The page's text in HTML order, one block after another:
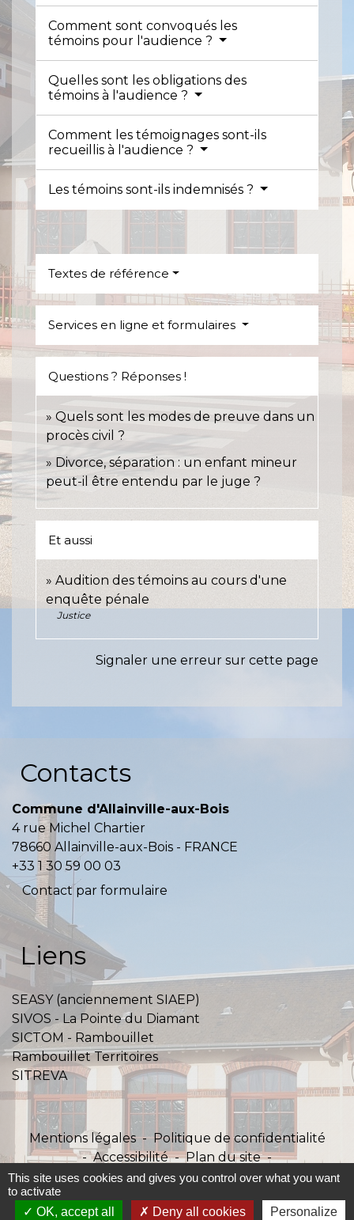
Comment sont convoqués les
témoins pour l'audience ?
Quelles sont les obligations des
témoins à l'audience ?
Comment les témoignages sont-ils
recueillis à l'audience ?
Les témoins sont-ils indemnisés ?
Textes de référence
Services en ligne et formulaires
Questions ? Réponses !
Quels sont les modes de preuve dans un
procès civil ?
Divorce, séparation : un enfant mineur
peut-il être entendu par le juge ?
Et aussi
Audition des témoins au cours d'une
enquête pénale
Justice
Signaler une erreur sur cette page
Contacts
Commune d'Allainville-aux-Bois
4 rue Michel Chartier
78660 Allainville-aux-Bois - FRANCE
+33 1 30 59 00 03
Contact par formulaire
Liens
SEASY (anciennement SIAEP)
SIVOS - La Pointe du Diamant
SICTOM - Rambouillet
Rambouillet Territoires
SITREVA
Mentions légales - Politique de confidentialité
- Accessibilité - Plan du site -
Gestion des cookies
Site créé en partenariat avec Réseau des Communes
This site uses cookies and gives you control over what you want
to activate
OK, accept all
Deny all cookies Personalize